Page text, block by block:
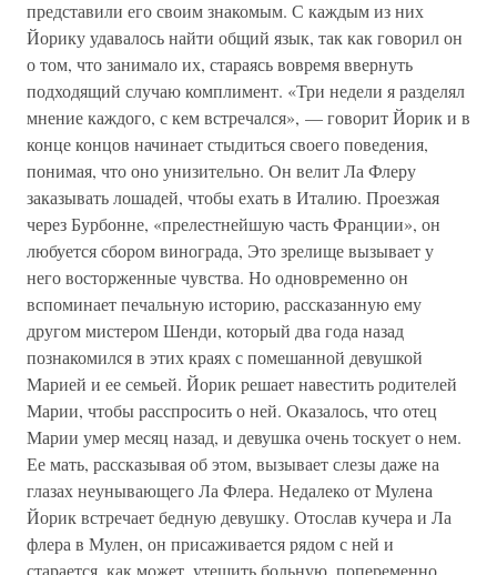
представили его своим знакомым. С каждым из них
Йорику удавалось найти общий язык, так как говорил он
о том, что занимало их, стараясь вовремя ввернуть
подходящий случаю комплимент. «Три недели я разделял
мнение каждого, с кем встречался», — говорит Йорик и в
конце концов начинает стыдиться своего поведения,
понимая, что оно унизительно. Он велит Ла Флеру
заказывать лошадей, чтобы ехать в Италию. Проезжая
через Бурбонне, «прелестнейшую часть Франции», он
любуется сбором винограда, Это зрелище вызывает у
него восторженные чувства. Но одновременно он
вспоминает печальную историю, рассказанную ему
другом мистером Шенди, который два года назад
познакомился в этих краях с помешанной девушкой
Марией и ее семьей. Йорик решает навестить родителей
Марии, чтобы расспросить о ней. Оказалось, что отец
Марии умер месяц назад, и девушка очень тоскует о нем.
Ее мать, рассказывая об этом, вызывает слезы даже на
глазах неунывающего Ла Флера. Недалеко от Мулена
Йорик встречает бедную девушку. Отослав кучера и Ла
флера в Мулен, он присаживается рядом с ней и
старается, как может, утешить больную, попеременно